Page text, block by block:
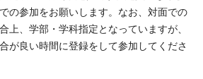
の参加をお願いします。なお、対面での
上、学部・学科指定となっていますが、
が良い時間に登録をして参加してくださ